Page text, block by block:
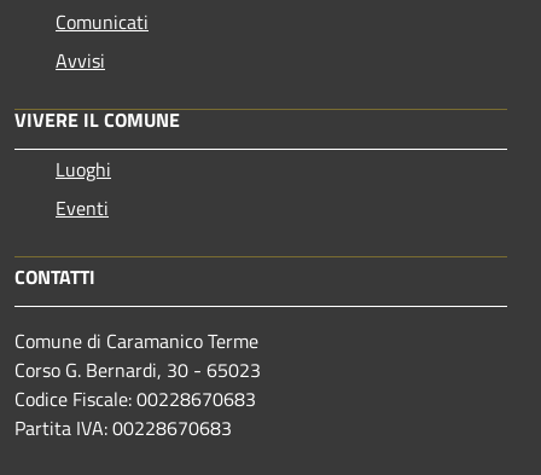
Comunicati
Avvisi
VIVERE IL COMUNE
Luoghi
Eventi
CONTATTI
Comune di Caramanico Terme
Corso G. Bernardi, 30 - 65023
Codice Fiscale: 00228670683
Partita IVA: 00228670683